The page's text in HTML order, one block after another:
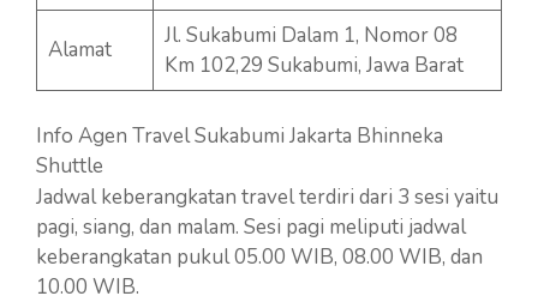
Alamat
Jl. Sukabumi Dalam 1, Nomor 08
Km 102,29 Sukabumi, Jawa Barat
Info Agen Travel Sukabumi Jakarta Bhinneka
Shuttle
Jadwal keberangkatan travel terdiri dari 3 sesi yaitu
pagi, siang, dan malam. Sesi pagi meliputi jadwal
keberangkatan pukul 05.00 WIB, 08.00 WIB, dan
10.00 WIB.